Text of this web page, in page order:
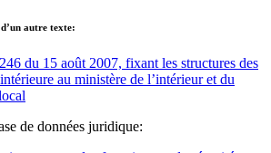
autre texte:
du 15 août 2007, fixant les structures des
au ministère de l’intérieur et du
de données juridique: